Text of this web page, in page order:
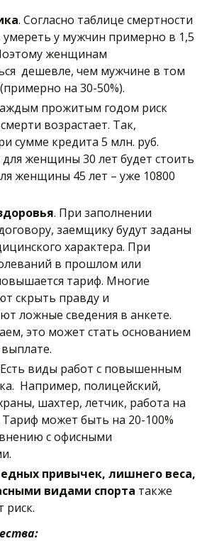
. Согласно таблице смертности
умереть у мужчин примерно в 1,5
женщинам
дешевле, чем мужчине в том
на 30-50%).
прожитым годом риск
возрастает. Так,
сумме кредита 5 млн. руб.
для женщины 30 лет будет стоить
женщины 45 лет – уже 10800
. При заполнении
заемщику будут заданы
характера. При
в прошлом или
тариф. Многие
скрыть правду и
ложные сведения в анкете.
это может стать основанием
Есть виды работ с повышенным
Например, полицейский,
шахтер, летчик, работа на
Тариф может быть на 20-100%
с офисными
привычек, лишнего веса,
видами спорта также
риск.